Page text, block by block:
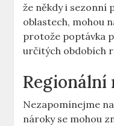
že někdy i sezonní
oblastech, mohou
protože poptávka
určitých obdobích
Nezapomínejme
nároky se mohou